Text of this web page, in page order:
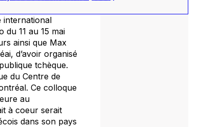
international
11 au 15 mai
ainsi que Max
d’avoir organisé
tchèque.
du Centre de
Ce colloque
au
à coeur serait
dans son pays